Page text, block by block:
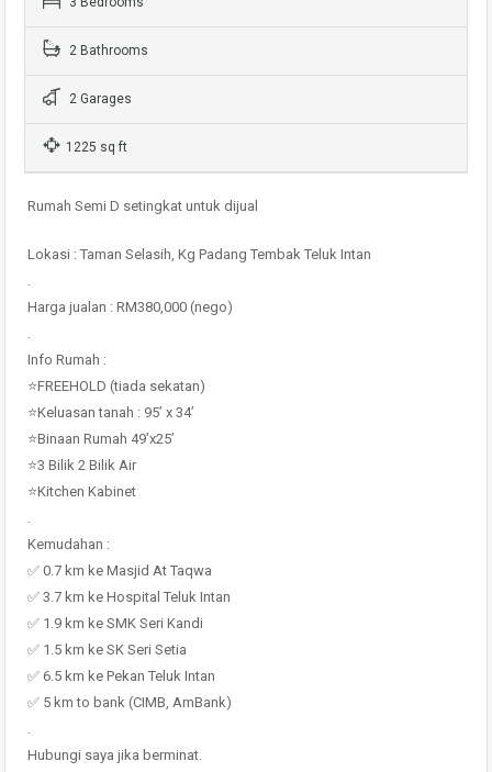
2 Bathrooms
2 Garages
1225 sq ft
Rumah Semi D setingkat untuk dijual
Lokasi : Taman Selasih, Kg Padang Tembak Teluk Intan
.
Harga jualan : RM380,000 (nego)
.
Info Rumah :
⭐FREEHOLD (tiada sekatan)
⭐Keluasan tanah : 95’ x 34’
⭐Binaan Rumah 49’x25’
⭐3 Bilik 2 Bilik Air
⭐Kitchen Kabinet
.
Kemudahan :
✅ 0.7 km ke Masjid At Taqwa
✅ 3.7 km ke Hospital Teluk Intan
✅ 1.9 km ke SMK Seri Kandi
✅ 1.5 km ke SK Seri Setia
✅ 6.5 km ke Pekan Teluk Intan
✅ 5 km to bank (CIMB, AmBank)
.
Hubungi saya jika berminat.